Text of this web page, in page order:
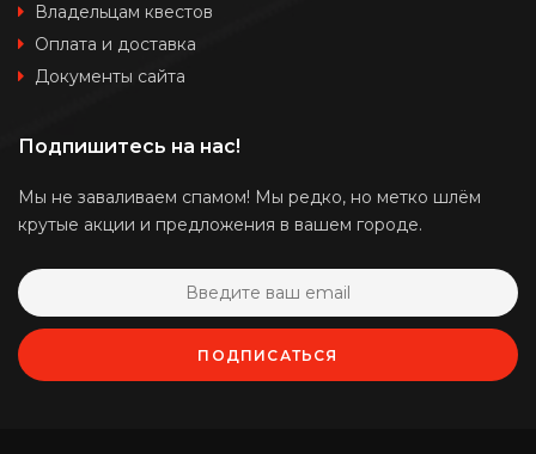
Владельцам квестов
Оплата и доставка
Документы сайта
Подпишитесь на нас!
Мы не заваливаем спамом! Мы редко, но метко шлём
крутые акции и предложения в вашем городе.
ПОДПИСАТЬСЯ